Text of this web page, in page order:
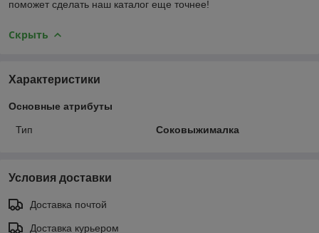
поможет сделать наш каталог еще точнее!
Скрыть
Характеристики
Основные атрибуты
Тип Соковыжималка
Условия доставки
Доставка почтой
Доставка курьером